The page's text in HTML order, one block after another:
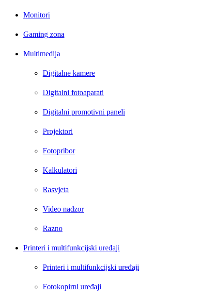
Monitori
Gaming zona
Multimedija
Digitalne kamere
Digitalni fotoaparati
Digitalni promotivni paneli
Projektori
Fotopribor
Kalkulatori
Rasvjeta
Video nadzor
Razno
Printeri i multifunkcijski uređaji
Printeri i multifunkcijski uređaji
Fotokopirni uređaji